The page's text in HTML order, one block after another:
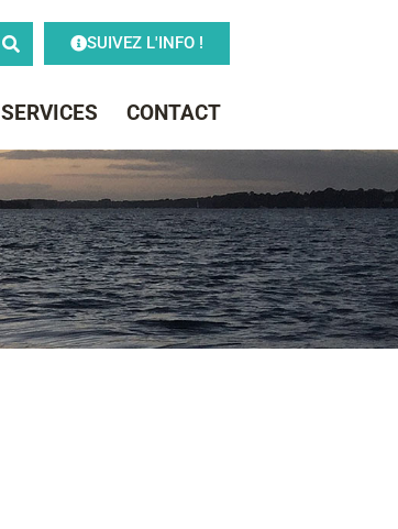
SUIVEZ L'INFO !
SERVICES CONTACT